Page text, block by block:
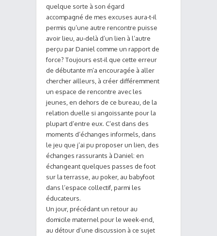
quelque sorte à son égard
accompagné de mes excuses aura-t-il
permis qu’une autre rencontre puisse
avoir lieu, au-delà d’un lien à l’autre
perçu par Daniel comme un rapport de
force? Toujours est-il que cette erreur
de débutante m’a encouragée à aller
chercher ailleurs, à créer différemment
un espace de rencontre avec les
jeunes, en dehors de ce bureau, de la
relation duelle si angoissante pour la
plupart d’entre eux. C’est dans des
moments d’échanges informels, dans
le jeu que j’ai pu proposer un lien, des
échanges rassurants à Daniel: en
échangeant quelques passes de foot
sur la terrasse, au poker, au babyfoot
dans l’espace collectif, parmi les
éducateurs.
Un jour, précédant un retour au
domicile maternel pour le week-end,
au détour d’une discussion à ce sujet